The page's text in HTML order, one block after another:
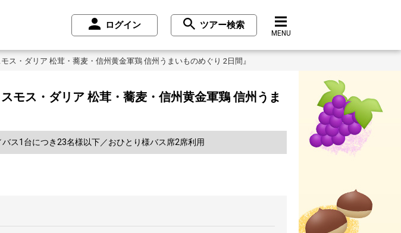
ログイン ツアー検索
MENU
ス・ダリア 松茸・蕎麦・信州黄金軍鶏 信州うまいものめぐり 2日間』
モス・ダリア 松茸・蕎麦・信州黄金軍鶏 信州うま
ス1台につき23名様以下／おひとり様バス席2席利用